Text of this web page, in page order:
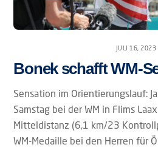
JULI 16, 2023
Bonek schafft WM-
Sensation im Orientierungslauf:
Samstag bei der WM in Flims
Mitteldistanz (6,1 km/23
WM-Medaille bei den Herren für